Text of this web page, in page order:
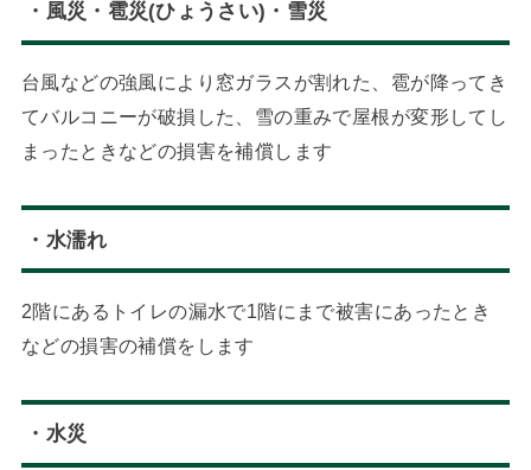
・風災・雹災(ひょうさい)・雪災
台風などの強風により窓ガラスが割れた、雹が降ってき
てバルコニーが破損した、雪の重みで屋根が変形してし
まったときなどの損害を補償します
・水濡れ
2階にあるトイレの漏水で1階にまで被害にあったとき
などの損害の補償をします
・水災